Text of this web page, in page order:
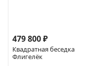
479 800 ₽
Квадратная беседка
Флигелёк